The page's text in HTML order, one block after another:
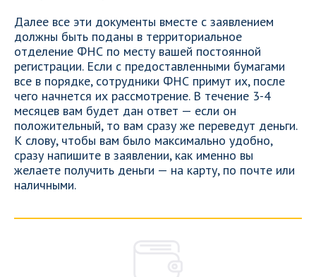
Далее все эти документы вместе с заявлением
должны быть поданы в территориальное
отделение ФНС по месту вашей постоянной
регистрации. Если с предоставленными бумагами
все в порядке, сотрудники ФНС примут их, после
чего начнется их рассмотрение. В течение 3-4
месяцев вам будет дан ответ — если он
положительный, то вам сразу же переведут деньги.
К слову, чтобы вам было максимально удобно,
сразу напишите в заявлении, как именно вы
желаете получить деньги — на карту, по почте или
наличными.